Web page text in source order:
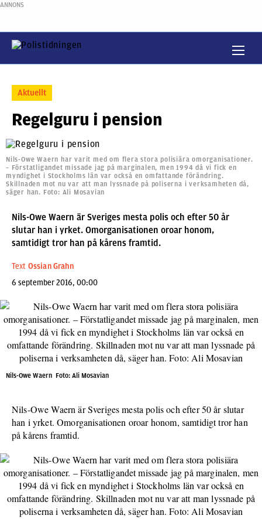
ANNONS
Aktuellt
Regelguru i pension
Nils-Owe Waern har varit med om flera stora polisiära omorganisationer.
– Förstatligandet missade jag på marginalen, men 1994 då vi fick en
myndighet i Stockholms län var också en omfattande förändring.
Skillnaden mot nu var att man lyssnade på poliserna i verksamheten då,
säger han. Foto: Ali Mosavian
Nils-Owe Waern är Sveriges mesta polis och efter 50 år
slutar han i yrket. Omorganisationen oroar honom,
samtidigt tror han på kårens framtid.
Text Ossian Grahn
6 september 2016, 00:00
Nils-Owe Waern Foto: Ali Mosavian
Nils-Owe Waern är Sveriges mesta polis och efter 50 år slutar
han i yrket. Omorganisationen oroar honom, samtidigt tror han
på kårens framtid.